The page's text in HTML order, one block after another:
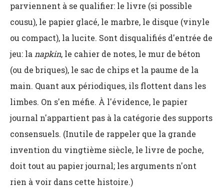
parviennent à se qualifier: le livre (si possible
cousu), le papier glacé, le marbre, le disque (vinyle
ou compact), la lucite. Sont disqualifiés d'entrée de
jeu: la napkin, le cahier de notes, le mur de béton
(ou de briques), le sac de chips et la paume de la
main. Quant aux périodiques, ils flottent dans les
limbes. On s'en méfie. À l'évidence, le papier
journal n'appartient pas à la catégorie des supports
consensuels. (Inutile de rappeler que la grande
invention du vingtième siècle, le livre de poche,
doit tout au papier journal; les arguments n'ont
rien à voir dans cette histoire.)